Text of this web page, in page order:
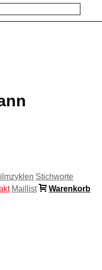
Stichworte
Maillist
Warenkorb